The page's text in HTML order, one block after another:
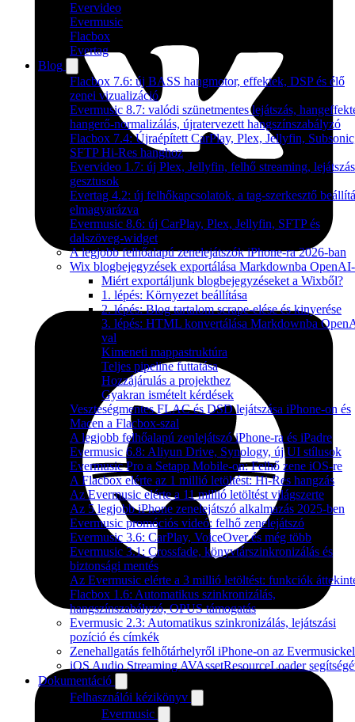
Evervideo
Evermusic
Flacbox
Evertag
Blog
Flacbox 7.6: új BASS hangmotor, effektek, DSP és élő
zenei vizualizáció
Evermusic 8.7: valódi szünetmentes lejátszás,
hangerő-normalizálás, újratervezett hangszínszabályzó
Flacbox 7.4: Újraépített CarPlay, Plex, Jellyfin,
SFTP Hi-Res hanghoz
Evervideo 1.7: új Plex, Jellyfin, felhő streaming,
gesztusok
Evertag 4.2: új felhőkapcsolatok, a tag-szerkesztő
elmagyarázva
Evermusic 8.6: új CarPlay, Plex, Jellyfin, SFTP és
dalszöveg-widget
A legjobb felhőalapú zenelejátszók iPhone-ra 2026-ban
Wix blogbejegyzések exportálása Markdownba
Miért exportáljunk blogbejegyzéseket a Wixből?
1. lépés: Környezet beállítása
2. lépés: Blog tartalom scrape-elése és kinyerése
3. lépés: HTML konvertálása Markdownba
val
Kimeneti mappastruktúra
Teljes pipeline futtatása
Hozzájárulás a projekthez
Gyakran ismételt kérdések
Veszteségmentes FLAC és DSD lejátszása iPhone-on és
Macen a Flacbox-szal
A legjobb felhőalapú zenlejátszó iPhone-ra és iPadre
Evermusic 6.8: Aliyun Drive, Synology, új UI stílusok
Evermusic Pro a Setapp Mobile-on: Felhő zene iOS-re
A Flacbox elérte az 1 millió letöltést: Hi-Res hangzás
Az Evermusic elérte a 11 millió letöltést világszerte
Az 5 legjobb iPhone zenelejátszó alkalmazás 2025-ben
Evermusic promóciós videó: felhő zenelejátszó
Evermusic 3.6: CarPlay, VoiceOver és még több
Evermusic 3.1: Crossfade, könyvtárszinkronizálás és
biztonsági mentés
Az Evermusic elérte a 3 millió letöltést: funkciók
Flacbox 1.6: Automatikus szinkronizálás,
hangszínszabályzó, OPUS támogatás
Evermusic 2.3: Automatikus szinkronizálás, lejátszási
pozíció és címkék
Zenehallgatás felhőtárhelyről iPhone-on az Evermusickel
iOS Audio Streaming AVAssetResourceLoader
Dokumentáció
Felhasználói kézikönyv
Evermusic